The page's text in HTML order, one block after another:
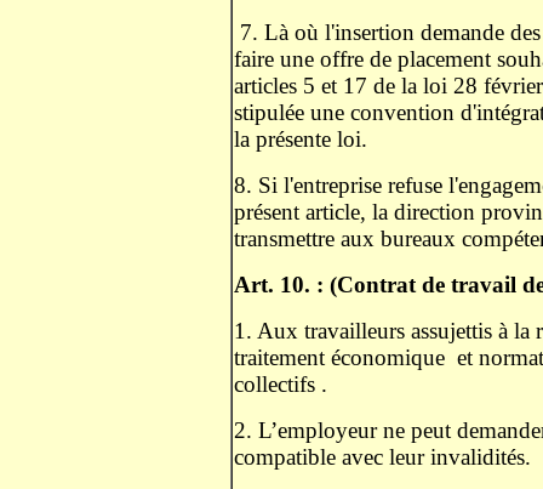
7. Là où l'insertion demande des
faire une offre de placement
articles 5 et 17 de la loi 28
stipulée une convention
la présente loi.
8. Si l'entreprise refuse
présent article, la direction
transmettre aux bureaux
Art. 10. : (Contrat de travail
1. Aux travailleurs assujettis à la
traitement économique et
collectifs .
2. L’employeur ne peut
compatible avec leur invalidités.